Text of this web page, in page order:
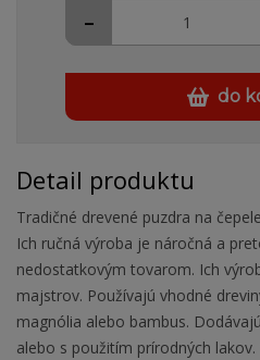
-
do
Detail produktu
Tradičné drevené puzdra na
Ich ručná výroba je náročná a
nedostatkovým tovarom. Ich
majstrov. Používajú vhodné
magnólia alebo bambus.
alebo s použitím prírodných